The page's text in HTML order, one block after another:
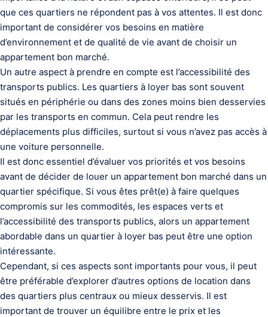
que ces quartiers ne répondent pas à vos attentes. Il est donc
important de considérer vos besoins en matière
d’environnement et de qualité de vie avant de choisir un
appartement bon marché.
Un autre aspect à prendre en compte est l’accessibilité des
transports publics. Les quartiers à loyer bas sont souvent
situés en périphérie ou dans des zones moins bien desservies
par les transports en commun. Cela peut rendre les
déplacements plus difficiles, surtout si vous n’avez pas accès à
une voiture personnelle.
Il est donc essentiel d’évaluer vos priorités et vos besoins
avant de décider de louer un appartement bon marché dans un
quartier spécifique. Si vous êtes prêt(e) à faire quelques
compromis sur les commodités, les espaces verts et
l’accessibilité des transports publics, alors un appartement
abordable dans un quartier à loyer bas peut être une option
intéressante.
Cependant, si ces aspects sont importants pour vous, il peut
être préférable d’explorer d’autres options de location dans
des quartiers plus centraux ou mieux desservis. Il est
important de trouver un équilibre entre le prix et les